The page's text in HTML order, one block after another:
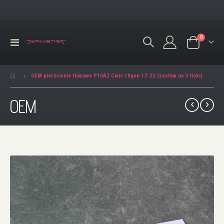
Przełącznik
Koszyk
0produkty/
OEM pierścienie tłokowe P10A2 Civic 10gen 17-22 (zestaw na 3 tłoki)
OEM
Przejdź
na
galerii